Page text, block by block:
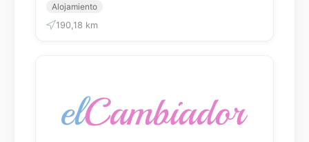
Alojamiento
190,18 km